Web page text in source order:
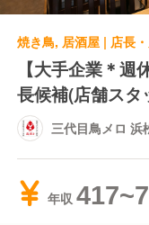
焼き鳥, 居酒屋 | 店長
【大手企業＊
長候補(店舗スタ
三代目鳥メロ 浜
年収